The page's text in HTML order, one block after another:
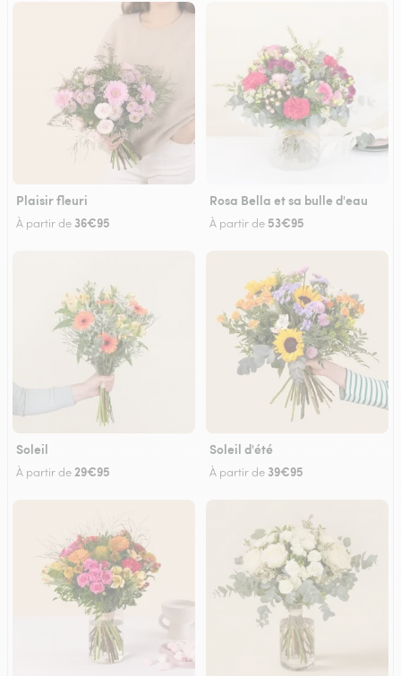
Plaisir fleuri
À partir de 36€95
Rosa Bella et sa bulle d'eau
À partir de 53€95
Soleil
À partir de 29€95
Soleil d'été
À partir de 39€95